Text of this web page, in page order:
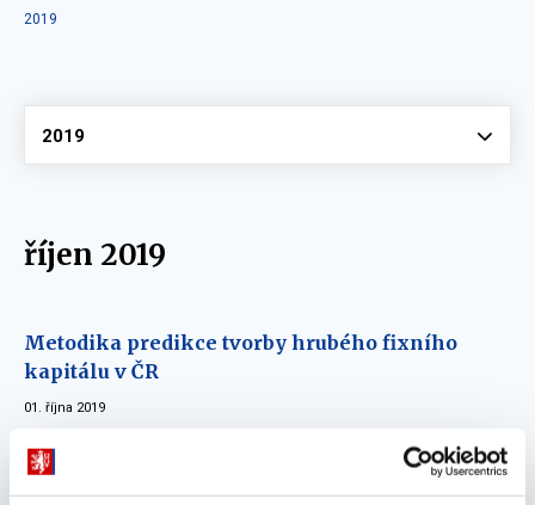
2019
Vyberte
2019
říjen 2019
Metodika predikce tvorby hrubého fixního
kapitálu v ČR
01. října 2019
září 2019